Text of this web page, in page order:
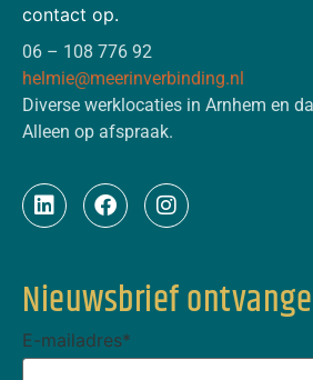
contact op.
06 – 108 776 92
helmie@meerinverbinding.nl
Diverse werklocaties in Arnhem en
Alleen op afspraak.
Nieuwsbrief
E-mailadres*